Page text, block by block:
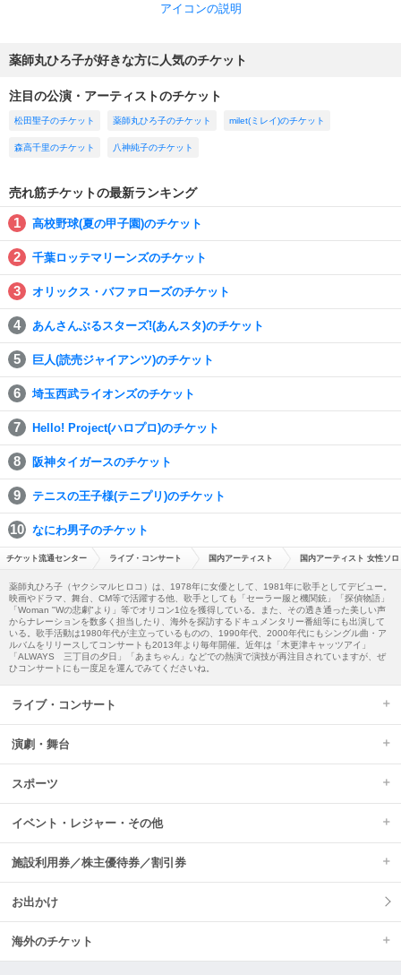
アイコンの説明
薬師丸ひろ子が好きな方に人気のチケット
注目の公演・アーティストのチケット
松田聖子のチケット 薬師丸ひろ子のチケット milet(ミレイ)のチケット
森高千里のチケット 八神純子のチケット
売れ筋チケットの最新ランキング
高校野球(夏の甲子園)のチケット
千葉ロッテマリーンズのチケット
オリックス・バファローズのチケット
あんさんぶるスターズ!(あんスタ)のチケット
巨人(読売ジャイアンツ)のチケット
埼玉西武ライオンズのチケット
Hello! Project(ハロプロ)のチケット
阪神タイガースのチケット
テニスの王子様(テニプリ)のチケット
なにわ男子のチケット
チケット流通センター ライブ・コンサート 国内アーティスト 国内アーティスト 女性ソロ
薬師丸ひろ子（ヤクシマルヒロコ）は、1978年に女優として、1981年に歌手としてデビュー。
映画やドラマ、舞台、CM等で活躍する他、歌手としても「セーラー服と機関銃」「探偵物語」
「Woman "Wの悲劇"より」等でオリコン1位を獲得している。また、その透き通った美しい声
からナレーションを数多く担当したり、海外を探訪するドキュメンタリー番組等にも出演して
いる。歌手活動は1980年代が主立っているものの、1990年代、2000年代にもシングル曲・ア
ルバムをリリースしてコンサートも2013年より毎年開催。近年は「木更津キャッツアイ」
「ALWAYS 三丁目の夕日」「あまちゃん」などでの熱演で演技が再注目されていますが、ぜ
ひコンサートにも一度足を運んでみてくださいね。
ライブ・コンサート
演劇・舞台
スポーツ
イベント・レジャー・その他
施設利用券／株主優待券／割引券
お出かけ
海外のチケット